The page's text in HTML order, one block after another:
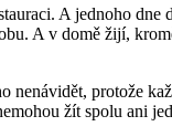
A jednoho
A v domě žijí,
protože
žít spolu ani